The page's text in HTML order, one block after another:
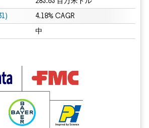
4.18% CAGR
中
。再利用にはCC BY 4.0の表示が必要です。